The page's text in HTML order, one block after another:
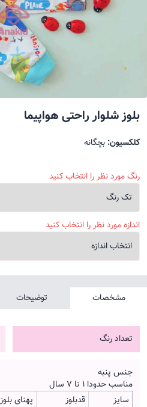
بلوز شلوار راحتی هواپیما
کلکسیون: بچگانه
رنگ مورد نظر را انتخاب کنید
اندازه مورد نظر را انتخاب کنید
مشخصات توضیحات
تعداد رنگ
جنس پنبه
مناسب حدودا 1 تا 7 سال
سایز
قدبلوز پهنای بلوز